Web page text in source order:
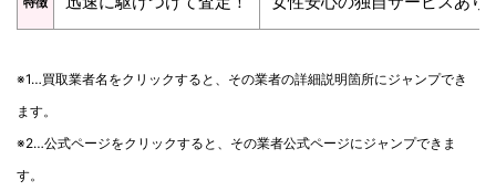
※1…買取業者名をクリックすると、その業者の詳細説明箇所にジャンプでき
ます。
※2…公式ページをクリックすると、その業者公式ページにジャンプできま
す。